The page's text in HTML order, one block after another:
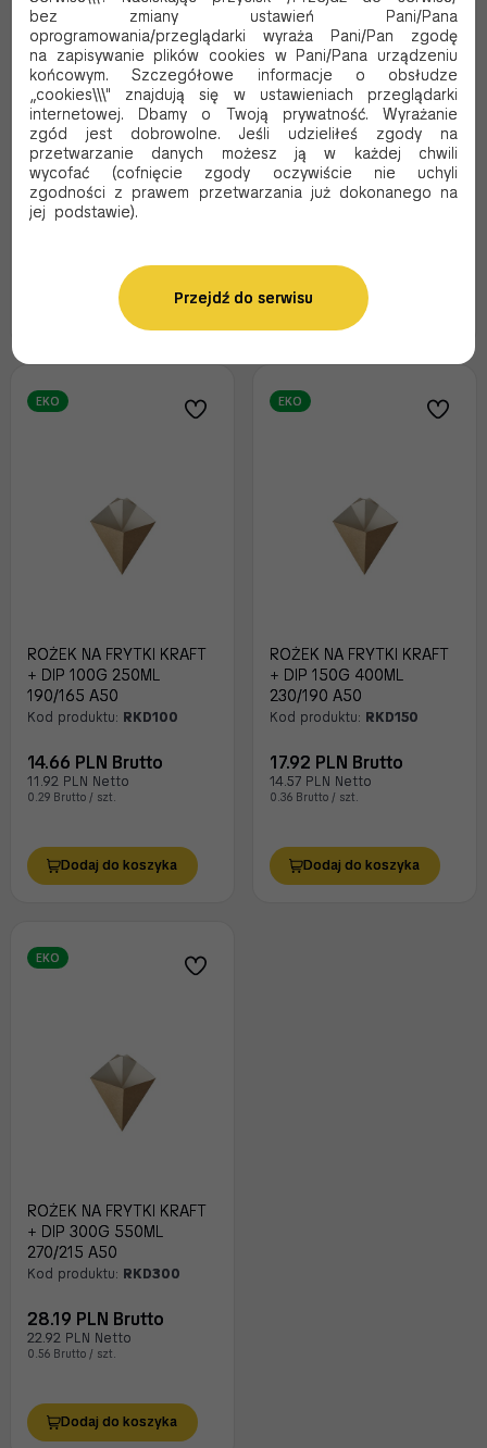
ROŻEK NA FRYTKI
BELGIJSKIE KRAFT 500 ML
300/175
Kod produktu:RK500
51.25 PLN Brutto
41.67 PLN Netto
Dodaj do koszyka
ROŻEK NA FRYTKI
BELGIJSKIE KRAFT 900 ML
350/200
Kod produktu:RK900
56.37 PLN Brutto
Oczekujemy dostawy
EKO
ROŻEK NA FRYTKI KRAFT
+ DIP 100G 250ML
190/165 A50
Kod produktu: RKD100
14.66 PLN Brutto
11.92 PLN Netto
0.29 Brutto / szt.
Dodaj do koszyka
EKO
ROŻEK NA FRYTKI KRAFT
+ DIP 150G 400ML
230/190 A50
Kod produktu: RKD150
17.92 PLN Brutto
14.57 PLN Netto
0.36 Brutto / szt.
Dodaj do koszyka
EKO
ROŻEK NA FRYTKI KRAFT
+ DIP 300G 550ML
270/215 A50
Kod produktu: RKD300
28.19 PLN Brutto
22.92 PLN Netto
0.56 Brutto / szt.
Dodaj do koszyka
bez zmiany ustawień Pani/Pana
oprogramowania/przeglądarki wyraża Pani/Pan zgodę
na zapisywanie plików cookies w Pani/Pana urządzeniu
końcowym. Szczegółowe informacje o obsłudze
„cookies\\\" znajdują się w ustawieniach przeglądarki
internetowej. Dbamy o Twoją prywatność. Wyrażanie
zgód jest dobrowolne. Jeśli udzieliłeś zgody na
przetwarzanie danych możesz ją w każdej chwili
wycofać (cofnięcie zgody oczywiście nie uchyli
zgodności z prawem przetwarzania już dokonanego na
jej podstawie).
Przejdź do serwisu